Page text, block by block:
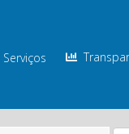
Serviços